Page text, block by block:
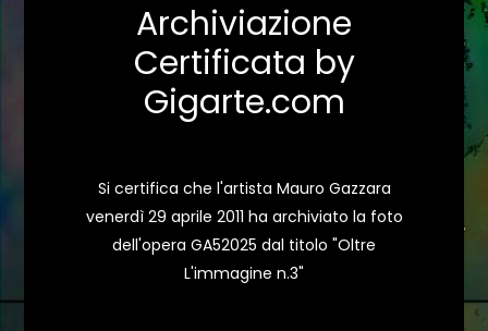
Archiviazione
Certificata by
Gigarte.com
Si certifica che l'artista Mauro Gazzara
venerdì 29 aprile 2011 ha archiviato la foto
dell'opera GA52025 dal titolo "Oltre
L'immagine n.3"